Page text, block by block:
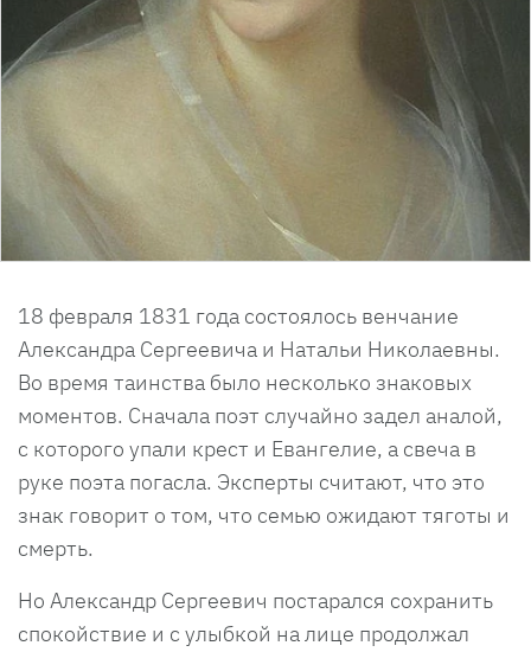
18 февраля 1831 года состоялось венчание
Александра Сергеевича и Натальи Николаевны.
Во время таинства было несколько знаковых
моментов. Сначала поэт случайно задел аналой,
с которого упали крест и Евангелие, а свеча в
руке поэта погасла. Эксперты считают, что это
знак говорит о том, что семью ожидают тяготы и
смерть.
Но Александр Сергеевич постарался сохранить
спокойствие и с улыбкой на лице продолжал